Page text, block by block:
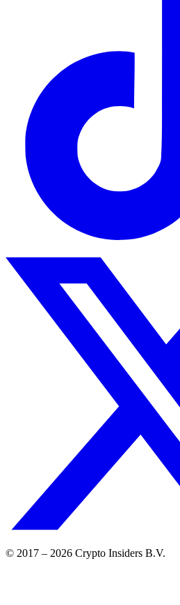
© 2017 – 2026 Crypto Insiders B.V.